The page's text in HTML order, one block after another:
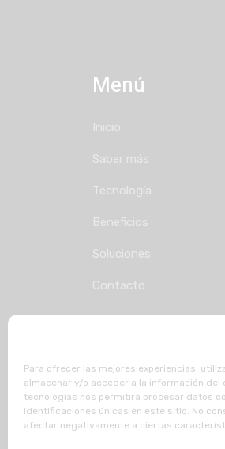
Para ofrecer las mejores experiencias,
almacenar y/o acceder a la información
tecnologías nos permitirá procesar datos
identificaciones únicas en este sitio. No
afectar negativamente a ciertas
Menú
Inicio
Saber más
Tecnología
Beneficios
Soluciones
Contacto
© 2023 Go_Comfort.